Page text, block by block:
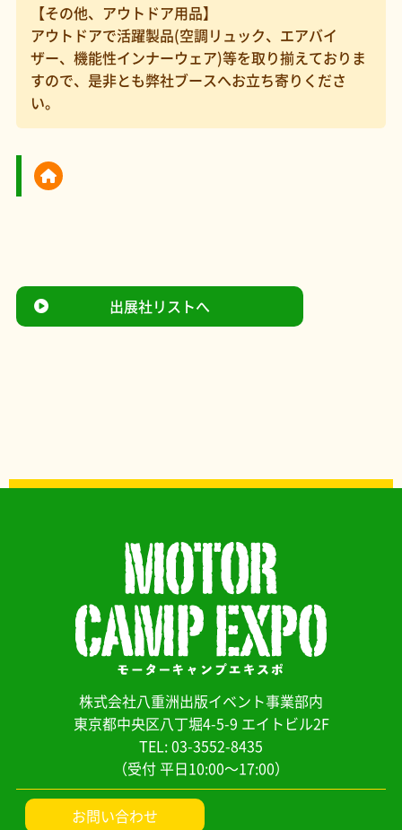
【その他、アウトドア用品】
アウトドアで活躍製品(空調リュック、エアバイ
ザー、機能性インナーウェア)等を取り揃えておりま
すので、是非とも弊社ブースへお立ち寄りくださ
い。
出展社リストへ
株式会社八重洲出版イベント事業部内
東京都中央区八丁堀4-5-9 エイトビル2F
TEL: 03-3552-8435
（受付 平日10:00～17:00）
お問い合わせ